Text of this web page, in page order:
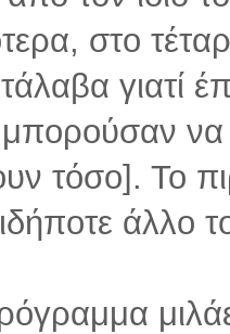
στο
γιατί
μπορούσαν να
τόσο]. Το
άλλο